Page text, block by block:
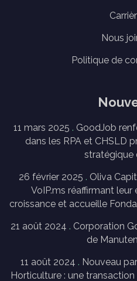
Nous
Politique de
11 mars 2025
GoodJob
dans les RPA et CHSLD
stratégique
26 février 2025
Oliva
VoIP.ms réaffirmant
croissance et accueille
21 août 2024
Corporation
de
11 août 2024
Nouveau
Horticulture : une